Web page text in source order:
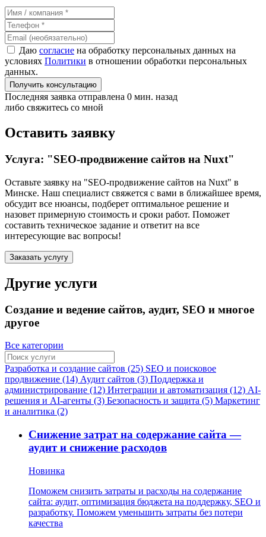
Даю согласие на обработку персональных данных на
условиях Политики в отношении обработки персональных
данных.
Получить консультацию
Последняя заявка отправлена 0 мин. назад
либо свяжитесь со мной
Оставить заявку
Услуга: "SEO-продвижение сайтов на Nuxt"
Оставьте заявку на "SEO-продвижение сайтов на Nuxt" в
Минске. Наш специалист свяжется с вами в ближайшее время,
обсудит все нюансы, подберет оптимальное решение и
назовет примерную стоимость и сроки работ. Поможет
составить техническое задание и ответит на все
интересующие вас вопросы!
Заказать услугу
Другие услуги
Создание и ведение сайтов, аудит, SEO и многое
другое
Все категории
Разработка и создание сайтов (25) SEO и поисковое
продвижение (14) Аудит сайтов (3) Поддержка и
администрирование (12) Интеграции и автоматизация (12) AI-
решения и AI-агенты (3) Безопасность и защита (5) Маркетинг
и аналитика (2)
Снижение затрат на содержание сайта —
аудит и снижение расходов
Новинка
Поможем снизить затраты и расходы на содержание
сайта: аудит, оптимизация бюджета на поддержку, SEO и
разработку. Поможем уменьшить затраты без потери
качества